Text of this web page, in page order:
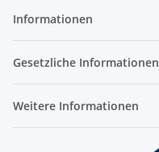
Informationen
Gesetzliche Informationen
Weitere Informationen